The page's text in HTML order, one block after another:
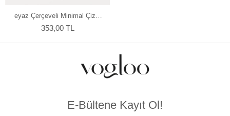
eyaz Çerçeveli Minimal Çizgi
Sanatı 3'lü Poster
353,00 TL
E-Bültene Kayıt Ol!